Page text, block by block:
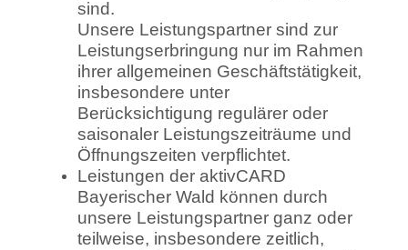
sind.
Unsere Leistungspartner sind zur
Leistungserbringung nur im Rahmen
ihrer allgemeinen Geschäftstätigkeit,
insbesondere unter
Berücksichtigung regulärer oder
saisonaler Leistungszeiträume und
Öffnungszeiten verpflichtet.
Leistungen der aktivCARD
Bayerischer Wald können durch
unsere Leistungspartner ganz oder
teilweise, insbesondere zeitlich,